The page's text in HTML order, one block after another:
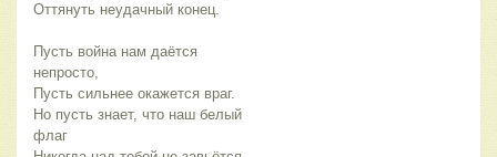
Оттянуть неудачный конец.
Пусть война нам даётся
непросто,
Пусть сильнее окажется враг.
Но пусть знает, что наш белый
флаг